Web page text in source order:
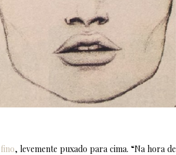
, levemente puxado para cima. “Na hora de